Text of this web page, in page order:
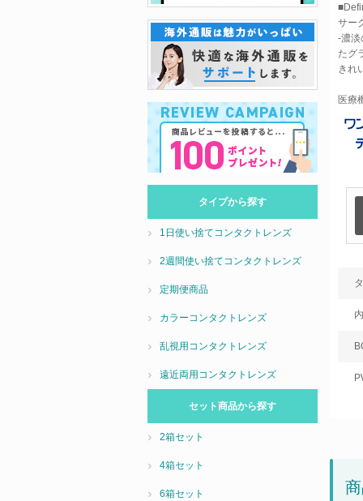
サー
-濃淡
たグ
きれ
医療
タイプから探す
1日使い捨てコンタクトレンズ
2週間使い捨てコンタクトレンズ
定期便商品
カラーコンタクトレンズ
乱視用コンタクトレンズ
遠近両用コンタクトレンズ
セット商品から探す
2箱セット
4箱セット
6箱セット